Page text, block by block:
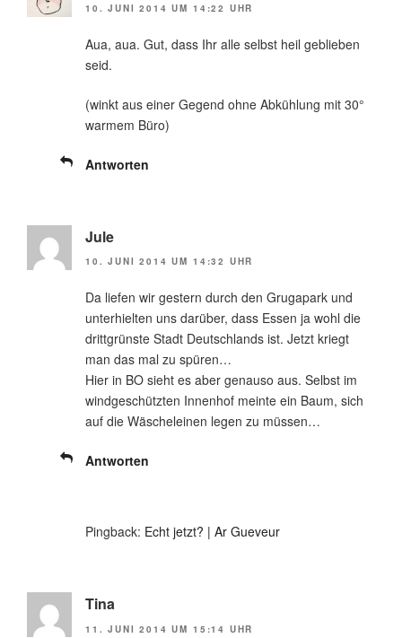
10. JUNI 2014 UM 14:22 UHR
Aua, aua. Gut, dass Ihr alle selbst heil geblieben
seid.
(winkt aus einer Gegend ohne Abkühlung mit 30°
warmem Büro)
Antworten
Jule
10. JUNI 2014 UM 14:32 UHR
Da liefen wir gestern durch den Grugapark und
unterhielten uns darüber, dass Essen ja wohl die
drittgrünste Stadt Deutschlands ist. Jetzt kriegt
man das mal zu spüren…
Hier in BO sieht es aber genauso aus. Selbst im
windgeschützten Innenhof meinte ein Baum, sich
auf die Wäscheleinen legen zu müssen…
Antworten
Pingback: Echt jetzt? | Ar Gueveur
Tina
11. JUNI 2014 UM 15:14 UHR